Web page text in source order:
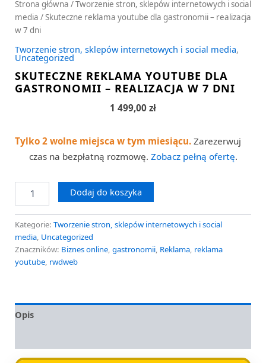
Strona główna /Tworzenie stron, sklepów internetowych i social
media / Skuteczne reklama youtube dla gastronomii – realizacja
w 7 dni
Tworzenie stron, sklepów internetowych i social media,
Uncategorized
SKUTECZNE REKLAMA YOUTUBE DLA
GASTRONOMII – REALIZACJA W 7 DNI
1 499,00 zł
Tylko 2 wolne miejsca w tym miesiącu. Zarezerwuj
czas na bezpłatną rozmowę. Zobacz pełną ofertę.
Dodaj do koszyka
Kategorie: Tworzenie stron, sklepów internetowych i social
media, Uncategorized
Znaczników: Biznes online, gastronomii, Reklama, reklama
youtube, rwdweb
Opis